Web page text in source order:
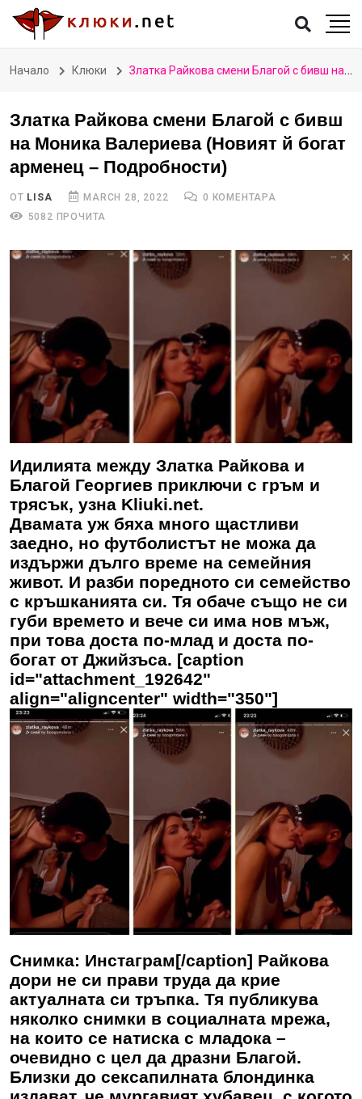
Начало Клюки Златка Райкова смени Благой с бивш на Моника Валериева (Новият й богат арменец – Подробности)
Златка Райкова смени Благой с бивш
на Моника Валериева (Новият й богат
арменец – Подробности)
ОТ LISA MARCH 28, 2022
0 КОМЕНТАРА
5082 ПРОЧИТА
Идилията между Златка Райкова и
Благой Георгиев приключи с гръм и
трясък, узна Kliuki.net.
Двамата уж бяха много щастливи
заедно, но футболистът не можа да
издържи дълго време на семейния
живот. И разби поредното си семейство
с кръшканията си. Тя обаче също не си
губи времето и вече си има нов мъж,
при това доста по-млад и доста по-
богат от Джийзъса. [caption
id="attachment_192642"
align="aligncenter" width="350"]
Снимка: Инстаграм[/caption] Райкова
дори не си прави труда да крие
актуалната си тръпка. Тя публикува
няколко снимки в социалната мрежа,
на които се натиска с младока –
очевидно с цел да дразни Благой.
Близки до сексапилната блондинка